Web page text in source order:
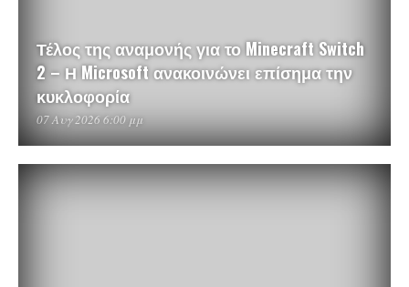
Τέλος της αναμονής για το Minecraft Switch
2 – Η Microsoft ανακοινώνει επίσημα την
κυκλοφορία
07 Αυγ 2026 6:00 μμ